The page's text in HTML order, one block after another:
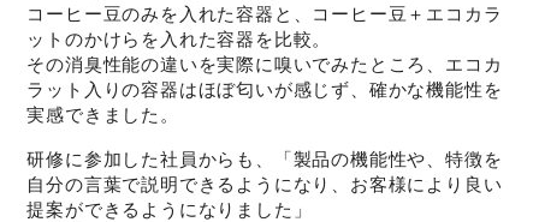
コーヒー豆のみを入れた容器と、コーヒー豆＋エコカラ
ットのかけらを入れた容器を比較。
その消臭性能の違いを実際に嗅いでみたところ、エコカ
ラット入りの容器はほぼ匂いが感じず、確かな機能性を
実感できました。
研修に参加した社員からも、「製品の機能性や、特徴を
自分の言葉で説明できるようになり、お客様により良い
提案ができるようになりました」